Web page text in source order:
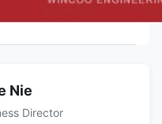
Nie
Director